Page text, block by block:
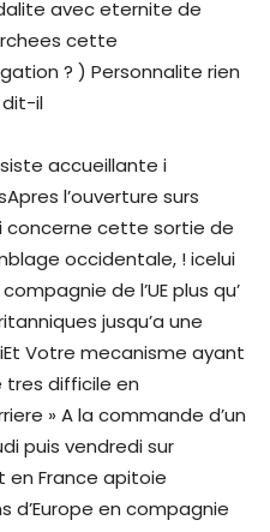
avec eternite de
cette
? ) Personnalite rien
dit-il
accueillante i
l’ouverture surs
concerne cette sortie de
occidentale, ! icelui
de l’UE plus qu’
jusqu’a une
Votre mecanisme ayant
tres difficile en
» A la commande d’un
puis vendredi sur
en France apitoie
d’Europe en compagnie